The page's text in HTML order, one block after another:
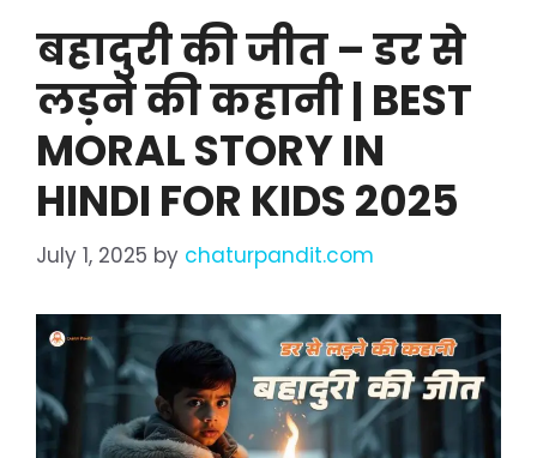
बहादुरी की जीत – डर से
लड़ने की कहानी | BEST
MORAL STORY IN
HINDI FOR KIDS 2025
July 1, 2025 by chaturpandit.com